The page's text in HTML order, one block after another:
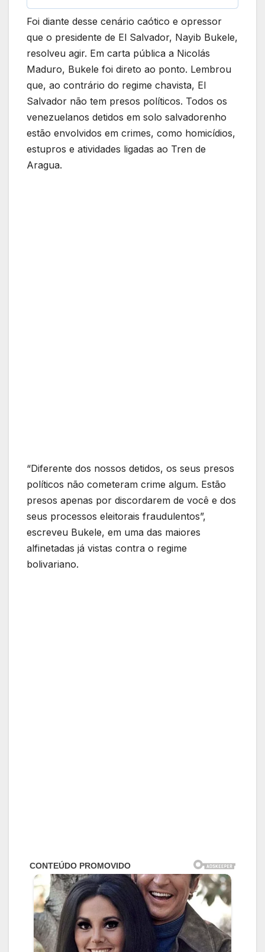
Foi diante desse cenário caótico e opressor
que o presidente de El Salvador, Nayib Bukele,
resolveu agir. Em carta pública a Nicolás
Maduro, Bukele foi direto ao ponto. Lembrou
que, ao contrário do regime chavista, El
Salvador não tem presos políticos. Todos os
venezuelanos detidos em solo salvadorenho
estão envolvidos em crimes, como homicídios,
estupros e atividades ligadas ao Tren de
Aragua.
“Diferente dos nossos detidos, os seus presos
políticos não cometeram crime algum. Estão
presos apenas por discordarem de você e dos
seus processos eleitorais fraudulentos”,
escreveu Bukele, em uma das maiores
alfinetadas já vistas contra o regime
bolivariano.